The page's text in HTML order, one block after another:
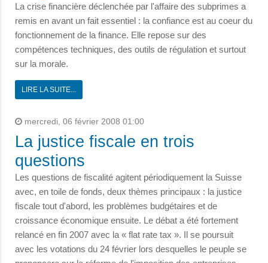
La crise financière déclenchée par l'affaire des subprimes a
remis en avant un fait essentiel : la confiance est au coeur du
fonctionnement de la finance. Elle repose sur des
compétences techniques, des outils de régulation et surtout
sur la morale.
LIRE LA SUITE...
mercredi, 06 février 2008 01:00
La justice fiscale en trois
questions
Les questions de fiscalité agitent périodiquement la Suisse
avec, en toile de fonds, deux thèmes principaux : la justice
fiscale tout d'abord, les problèmes budgétaires et de
croissance économique ensuite. Le débat a été fortement
relancé en fin 2007 avec la « flat rate tax ». Il se poursuit
avec les votations du 24 février lors desquelles le peuple se